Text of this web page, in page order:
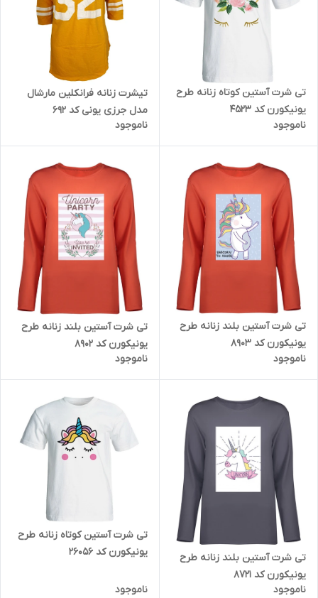
تی شرت آستین کوتاه زنانه طرح
یونیکورن کد 4523
ناموجود
تیشرت زنانه فرانکلین مارشال
مدل جرزی یونی کد 692
ناموجود
تی شرت آستین بلند زنانه طرح
یونیکورن کد 8903
ناموجود
تی شرت آستین بلند زنانه طرح
یونیکورن کد 8902
ناموجود
تی شرت آستین بلند زنانه طرح
یونیکورن کد 8721
ناموجود
تی شرت آستین کوتاه زنانه طرح
یونیکورن کد 26056
ناموجود